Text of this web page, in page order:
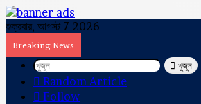
শুক্রবার, আগস্ট 7 2026
Breaking News
খুজুন
Random Article
Follow